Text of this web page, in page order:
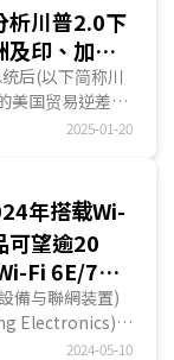
川普2.0下
及印、加、
后(以下简称川
美国贸易逆差将
对象，将是...
2025-01-20
年搭载Wi-
可望逾20
Fi 6E/7与
備与聯網装置)
Electronics)、
Fi 7的...2024-05-10